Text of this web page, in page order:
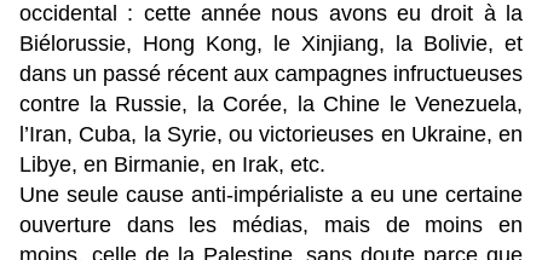
occidental : cette année nous avons eu droit à la
Biélorussie, Hong Kong, le Xinjiang, la Bolivie, et
dans un passé récent aux campagnes infructueuses
contre la Russie, la Corée, la Chine le Venezuela,
l’Iran, Cuba, la Syrie, ou victorieuses en Ukraine, en
Libye, en Birmanie, en Irak, etc.
Une seule cause anti-impérialiste a eu une certaine
ouverture dans les médias, mais de moins en